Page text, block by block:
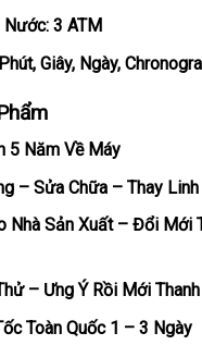
Nước: 3 ATM
Giây, Ngày,
5 Năm Về Máy
– Sửa Chữa – Thay Linh
Nhà Sản Xuất – Đổi Mới
– Ưng Ý Rồi Mới Thanh
Toàn Quốc 1 – 3 Ngày